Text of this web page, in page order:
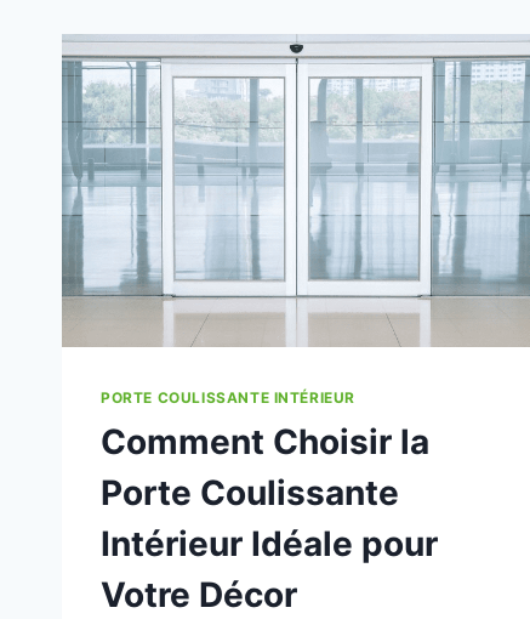
PORTE COULISSANTE INTÉRIEUR
Comment Choisir la
Porte Coulissante
Intérieur Idéale pour
Votre Décor